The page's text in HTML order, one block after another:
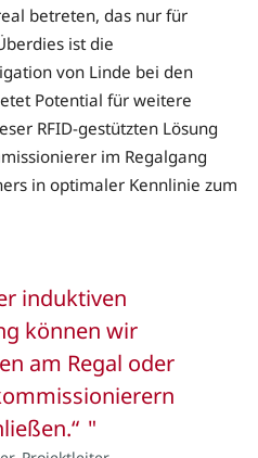
betreten, das nur für
ist die
von Linde bei den
Potential für weitere
RFID-gestützten Lösung
im Regalgang
in optimaler Kennlinie zum
induktiven
können wir
am Regal oder